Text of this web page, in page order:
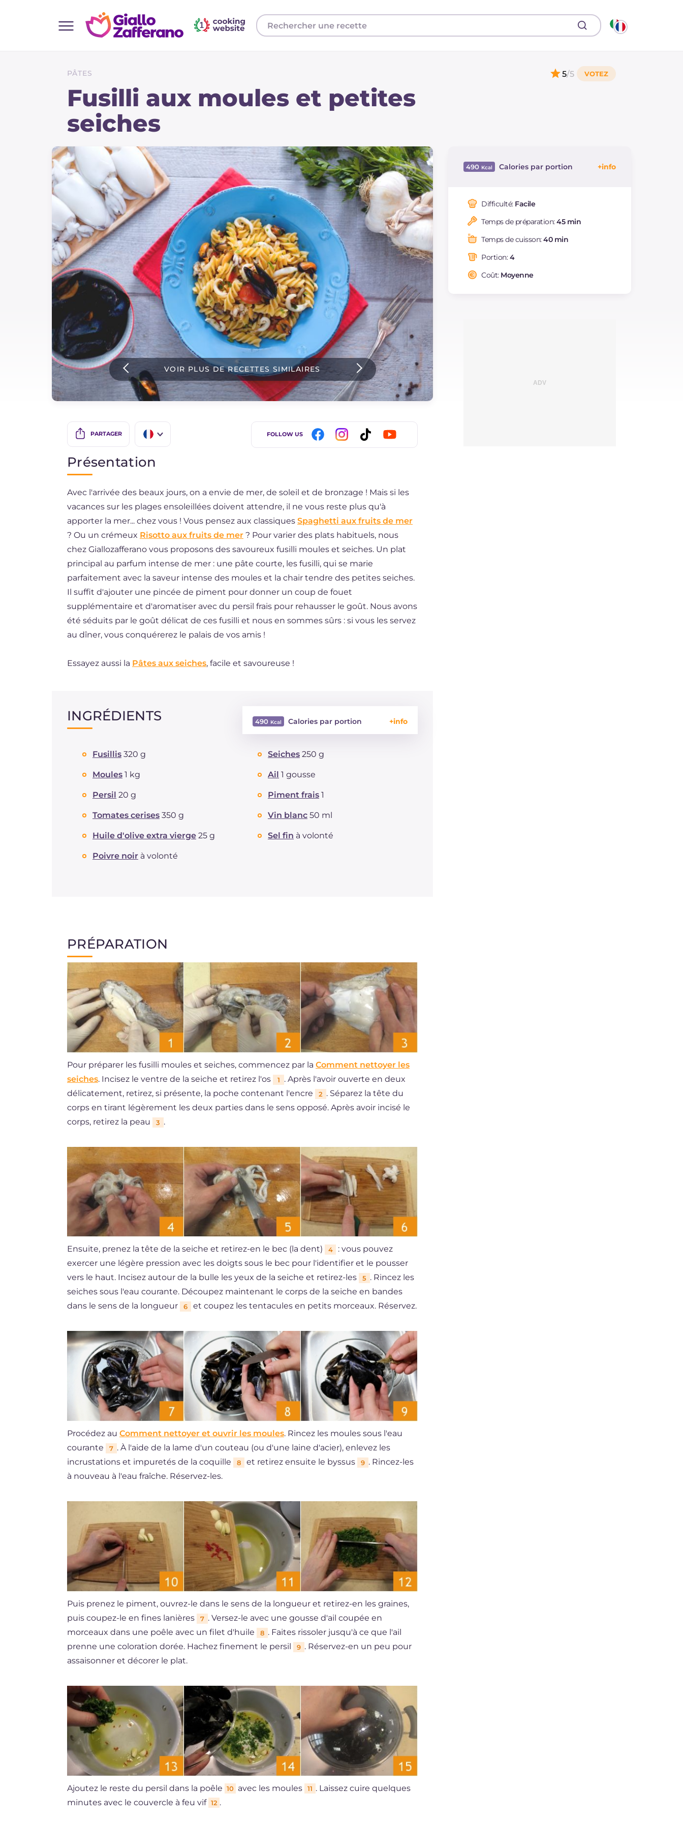
Toutes les recettes
Plats principaux
Accompagnement
Pizzas et focaccia
Gateaux et patisserie
Dernieres recettes
IT Website
Instagram
YouTube
PÂTES
Fusilli aux moules et petites
seiches
5/5
VOIR PLUS DE RECETTES SIMILAIRES
PARTAGER
BR
DE
NL
FOLLOW US
490 Calories par portion
Dont sucres
Protéine g
Graisses
saturés
Fibre
Cholestérol
Difficulté: Facile
Temps de préparation:45 min
Temps de cuisson:40 min
Portion:4
Coût: Moyenne
Présentation
Avec l'arrivée des beaux jours, on a envie de mer, de soleil et de bronzage ! Mais si les
vacances sur les plages ensoleillées doivent attendre, il ne vous reste plus qu'à
apporter la mer... chez vous ! Vous pensez aux classiques Spaghetti aux fruits de mer
? Ou un crémeux Risotto aux fruits de mer ? Pour varier des plats habituels, nous
chez Giallozafferano vous proposons des savoureux fusilli moules et seiches. Un plat
principal au parfum intense de mer : une pâte courte, les fusilli, qui se marie
parfaitement avec la saveur intense des moules et la chair tendre des petites seiches.
Il suffit d'ajouter une pincée de piment pour donner un coup de fouet
supplémentaire et d'aromatiser avec du persil frais pour rehausser le goût. Nous avons
été séduits par le goût délicat de ces fusilli et nous en sommes sûrs : si vous les servez
au dîner, vous conquérerez le palais de vos amis !
Essayez aussi la Pâtes aux seiches, facile et savoureuse !
INGRÉDIENTS 490 Calories par portion
Glucides
Protéine
Graisses
Fibre
Cholestérol
Fusillis 320 g Seiches 250 g
Moules 1 kg Ail 1 gousse
Persil 20 g Piment frais 1
Tomates cerises 350 g Vin blanc 50 ml
Huile d'olive extra vierge 25 g Sel fin à volonté
Poivre noir à volonté
PRÉPARATION
Pour préparer les fusilli moules et seiches, commencez par la Comment nettoyer les
seiches. Incisez le ventre de la seiche et retirez l'os 1
. Après l'avoir ouverte en deux
délicatement, retirez, si présente, la poche contenant l'encre
2 . Séparez la tête du
corps en tirant légèrement les deux parties dans le sens opposé. Après avoir incisé le
corps, retirez la peau
3 .
Ensuite, prenez la tête de la seiche et retirez-en le bec (la dent) 4
: vous pouvez
exercer une légère pression avec les doigts sous le bec pour l'identifier et le pousser
vers le haut. Incisez autour de la bulle les yeux de la seiche et retirez-les
5 . Rincez les
seiches sous l'eau courante. Découpez maintenant le corps de la seiche en bandes
dans le sens de la longueur
6 et coupez les tentacules en petits morceaux. Réservez.
Procédez au Comment nettoyer et ouvrir les moules. Rincez les moules sous l'eau
courante
7 . À l'aide de la lame d'un couteau (ou d'une laine d'acier), enlevez les
incrustations et impuretés de la coquille
8 et retirez ensuite le byssus 9 . Rincez-les
à nouveau à l'eau fraîche. Réservez-les.
Puis prenez le piment, ouvrez-le dans le sens de la longueur et retirez-en les graines,
puis coupez-le en fines lanières
7 . Versez-le avec une gousse d'ail coupée en
morceaux dans une poêle avec un filet d'huile
8 . Faites rissoler jusqu'à ce que l'ail
prenne une coloration dorée. Hachez finement le persil
9 . Réservez-en un peu pour
assaisonner et décorer le plat.
Ajoutez le reste du persil dans la poêle 10 avec les moules 11 . Laissez cuire quelques
minutes avec le couvercle à feu vif 12 .